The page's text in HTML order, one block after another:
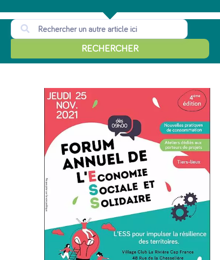
RECHERCHER